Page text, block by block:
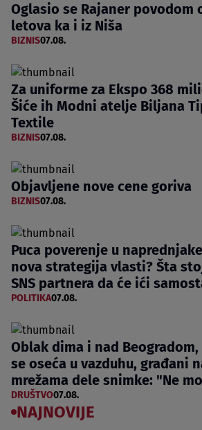
Oglasio se Rajaner povodom
letova ka i iz Niša
BIZNIS07.08.
Za uniforme za Ekspo 368
Šiće ih Modni atelje Biljana
Textile
BIZNIS07.08.
Objavljene nove cene goriva
BIZNIS07.08.
Puca poverenje u
nova strategija vlasti? Šta
SNS partnera da će ići
POLITIKA07.08.
Oblak dima i nad
se oseća u vazduhu, građani
mrežama dele snimke: "Ne
DRUŠTVO07.08.
NAJNOVIJE